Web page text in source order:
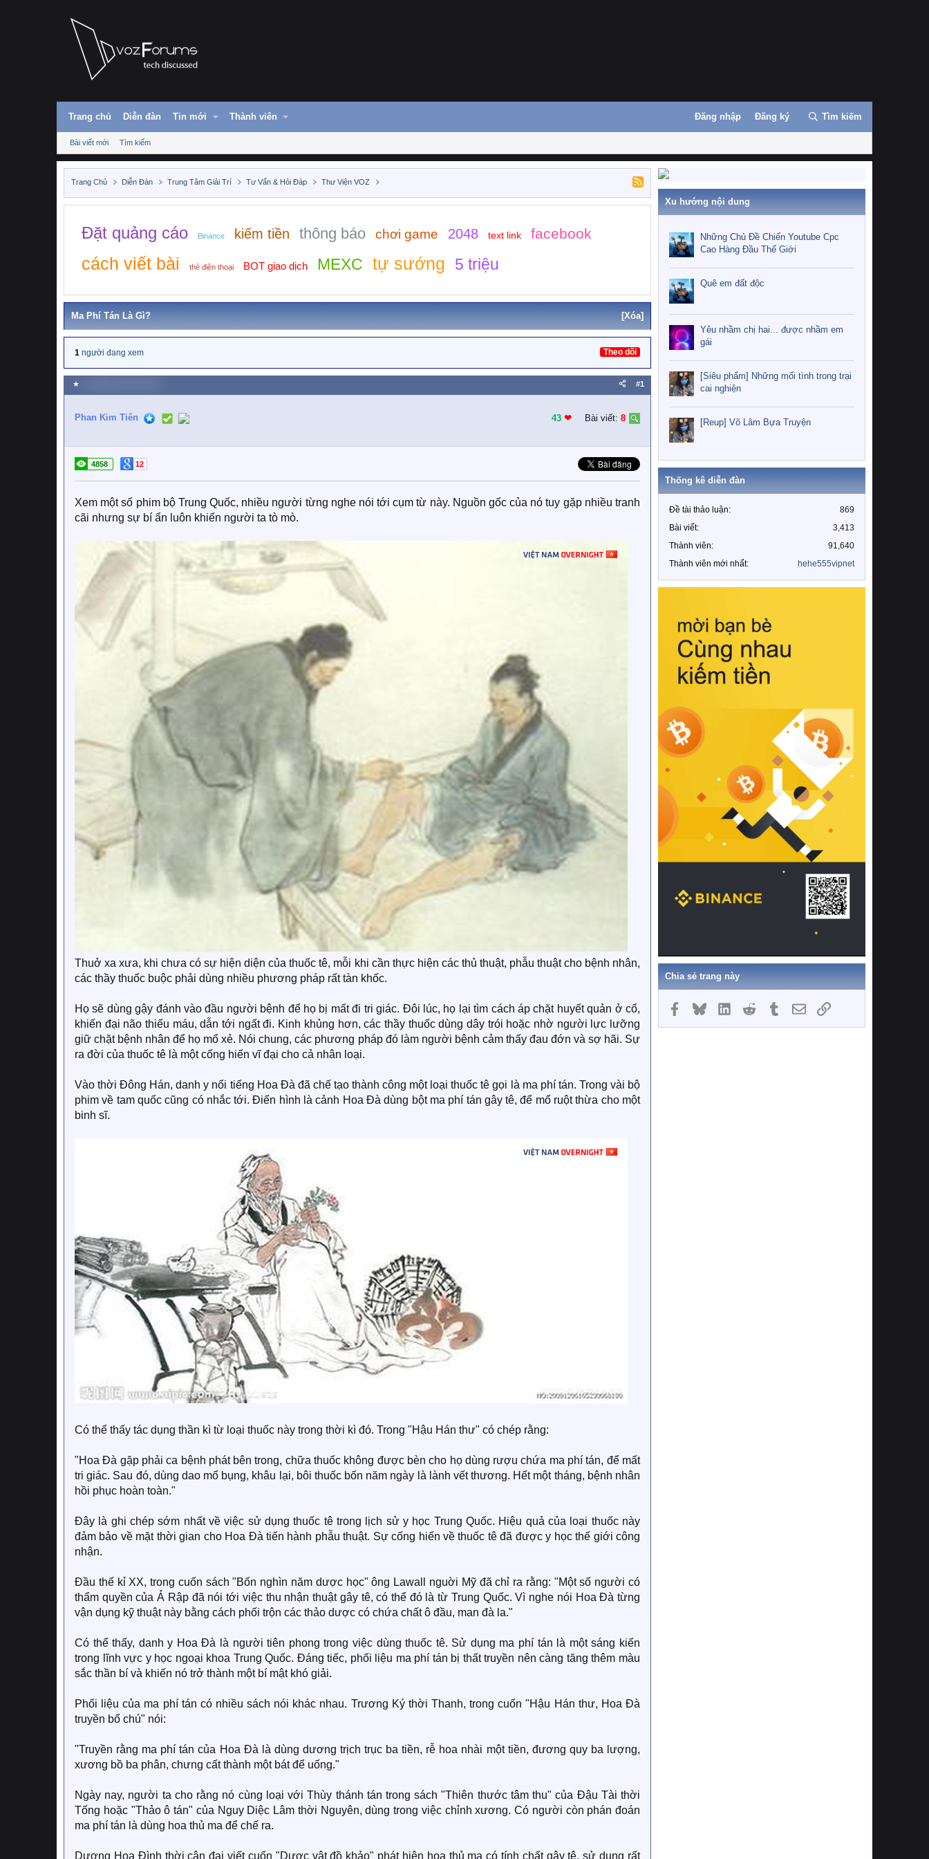
Trang chủ Diễn đàn Tin mới Thành viên Đăng nhập Đăng ký Tìm kiếm
Bài viết mới Tìm kiếm
Trang Chủ Diễn Đàn Trung Tâm Giải Trí Tư Vấn & Hỏi Đáp Thư Viện VOZ
Đặt quảng cáo Binance kiếm tiền thông báo chơi game 2048 text link facebook
cách viết bài thẻ điện thoại BOT giao dịch MEXC tự sướng 5 triệu
Ma Phí Tán Là Gì? [Xóa]
1 người đang xem Theo dõi
★ #1
Phan Kim Tiên 43 ❤︎ Bài viết: 8
4858 12
Xem một số phim bộ Trung Quốc, nhiều người từng nghe nói tới cụm từ này. Nguồn gốc của nó tuy gặp nhiều tranh
cãi nhưng sự bí ẩn luôn khiến người ta tò mò.
Thuở xa xưa, khi chưa có sự hiện diện của thuốc tê, mỗi khi cần thực hiện các thủ thuật, phẫu thuật cho bệnh nhân,
các thầy thuốc buộc phải dùng nhiều phương pháp rất tàn khốc.
Họ sẽ dùng gậy đánh vào đầu người bệnh để họ bị mất đi tri giác. Đôi lúc, họ lại tìm cách áp chặt huyết quản ở cổ,
khiến đại não thiếu máu, dẫn tới ngất đi. Kinh khủng hơn, các thầy thuốc dùng dây trói hoặc nhờ người lực lưỡng
giữ chặt bệnh nhân để họ mổ xẻ. Nói chung, các phương pháp đó làm người bệnh cảm thấy đau đớn và sợ hãi. Sự
ra đời của thuốc tê là một cống hiến vĩ đại cho cả nhân loại.
Vào thời Đông Hán, danh y nổi tiếng Hoa Đà đã chế tạo thành công một loại thuốc tê gọi là ma phí tán. Trong vài bộ
phim về tam quốc cũng có nhắc tới. Điển hình là cảnh Hoa Đà dùng bột ma phí tán gây tê, để mổ ruột thừa cho một
binh sĩ.
Có thể thấy tác dụng thần kì từ loại thuốc này trong thời kì đó. Trong "Hậu Hán thư" có chép rằng:
"Hoa Đà gặp phải ca bệnh phát bên trong, chữa thuốc không được bèn cho họ dùng rượu chứa ma phí tán, để mất
tri giác. Sau đó, dùng dao mổ bụng, khâu lại, bôi thuốc bốn năm ngày là lành vết thương. Hết một tháng, bệnh nhân
hồi phục hoàn toàn."
Đây là ghi chép sớm nhất về việc sử dụng thuốc tê trong lịch sử y học Trung Quốc. Hiệu quả của loại thuốc này
đảm bảo về mặt thời gian cho Hoa Đà tiến hành phẫu thuật. Sự cống hiến về thuốc tê đã được y học thế giới công
nhận.
Đầu thế kỉ XX, trong cuốn sách "Bốn nghìn năm dược học" ông Lawall nguời Mỹ đã chỉ ra rằng: "Một số người có
thẩm quyền của Ả Rập đã nói tới việc thu nhận thuật gây tê, có thể đó là từ Trung Quốc. Vì nghe nói Hoa Đà từng
vận dụng kỹ thuật này bằng cách phối trộn các thảo dược có chứa chất ô đầu, man đà la."
Có thể thấy, danh y Hoa Đà là người tiên phong trong việc dùng thuốc tê. Sử dụng ma phí tán là một sáng kiến
trong lĩnh vực y học ngoại khoa Trung Quốc. Đáng tiếc, phối liệu ma phí tán bị thất truyền nên càng tăng thêm màu
sắc thần bí và khiến nó trở thành một bí mật khó giải.
Phối liệu của ma phí tán có nhiều sách nói khác nhau. Trương Ký thời Thanh, trong cuốn "Hậu Hán thư, Hoa Đà
truyền bổ chú" nói:
"Truyền rằng ma phí tán của Hoa Đà là dùng dương trịch trục ba tiền, rễ hoa nhài một tiền, đương quy ba lượng,
xương bồ ba phân, chưng cất thành một bát để uống."
Ngày nay, người ta cho rằng nó cùng loại với Thùy thánh tán trong sách "Thiên thước tâm thu" của Đậu Tài thời
Tống hoặc "Thảo ô tán" của Nguy Diệc Lâm thời Nguyên, dùng trong việc chỉnh xương. Có người còn phán đoán
ma phí tán là dùng hoa thủ ma để chế ra.
Dương Hoa Đình thời cận đại viết cuốn "Dược vật đồ khảo" phát hiện hoa thủ ma có tính chất gây tê, sử dụng rất
Xu hướng nội dung
Những Chủ Đề Chiến Youtube Cpc
Cao Hàng Đầu Thế Giới
Quê em đất độc
Yêu nhầm chị hai... được nhầm em
gái
[Siêu phẩm] Những mối tình trong trại
cai nghiện
[Reup] Võ Lâm Bựa Truyện
Thống kê diễn đàn
Đề tài thảo luận
869
Bài viết
3,413
Thành viên
91,640
Thành viên mới nhất
hehe555vipnet
Chia sẻ trang này
Facebook
BlueskyLinkedInReddit TumblrEmailLink